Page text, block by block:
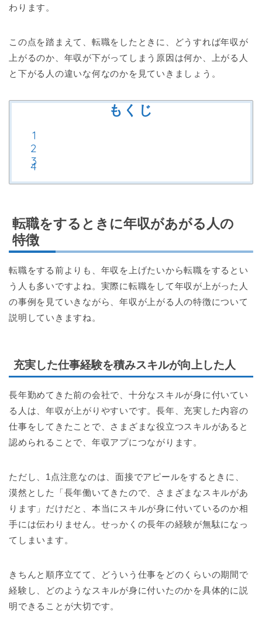
わります。
この点を踏まえて、転職をしたときに、どうすれば年収が
上がるのか、年収が下がってしまう原因は何か、上がる人
と下がる人の違いな何なのかを見ていきましょう。
もくじ
転職をするときに年収があがる人の
特徴
転職をする前よりも、年収を上げたいから転職をするとい
う人も多いですよね。実際に転職をして年収が上がった人
の事例を見ていきながら、年収が上がる人の特徴について
説明していきますね。
充実した仕事経験を積みスキルが向上した人
長年勤めてきた前の会社で、十分なスキルが身に付いてい
る人は、年収が上がりやすいです。長年、充実した内容の
仕事をしてきたことで、さまざまな役立つスキルがあると
認められることで、年収アプにつながります。
ただし、1点注意なのは、面接でアピールをするときに、
漠然とした「長年働いてきたので、さまざまなスキルがあ
ります」だけだと、本当にスキルが身に付いているのか相
手には伝わりません。せっかくの長年の経験が無駄になっ
てしまいます。
きちんと順序立てて、どういう仕事をどのくらいの期間で
経験し、どのようなスキルが身に付いたのかを具体的に説
明できることが大切です。